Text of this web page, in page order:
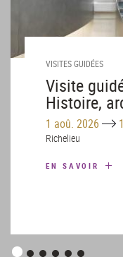
VISITES GUIDÉES
Visite
Histoire,
1 aoû. 2026 Until
Richelieu
EN SAVOIR